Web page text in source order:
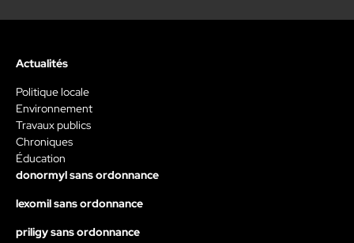
Actualités
Politique locale
Environnement
Travaux publics
Chroniques
Éducation
donormyl sans ordonnance
lexomil sans ordonnance
priligy sans ordonnance